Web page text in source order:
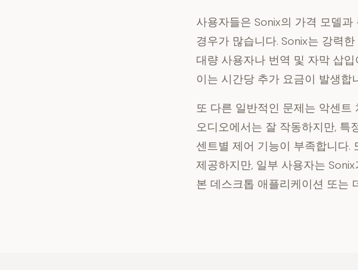
사용자들은 Sonix의 가격 모델
경우가 많습니다. Sonix는 강력
대량 사용자나 번역 및 자막 삽
이는 시간당 추가 요금이 발생합
또 다른 일반적인 문제는 악센트
오디오에서는 잘 작동하지만, 특
센트별 제어 기능이 부족합니다.
제공하지만, 일부 사용자는
본 데스크톱 애플리케이션 또는